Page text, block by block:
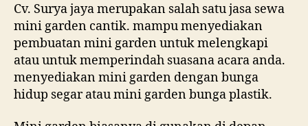
Cv. Surya jaya merupakan salah satu jasa sewa
mini garden cantik. mampu menyediakan
pembuatan mini garden untuk melengkapi
atau untuk memperindah suasana acara anda.
menyediakan mini garden dengan bunga
hidup segar atau mini garden bunga plastik.